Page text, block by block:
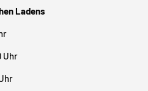
Ladens
Uhr